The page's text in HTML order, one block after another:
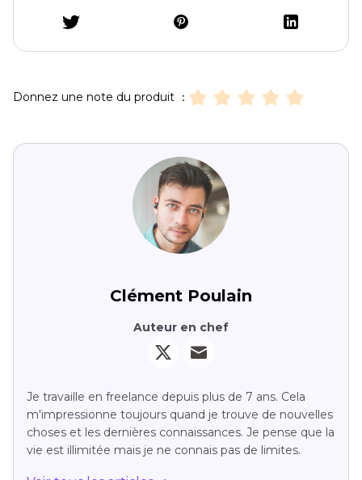
Donnez une note du produit ：
Clément Poulain
Auteur en chef
Je travaille en freelance depuis plus de 7 ans. Cela
m'impressionne toujours quand je trouve de nouvelles
choses et les dernières connaissances. Je pense que la
vie est illimitée mais je ne connais pas de limites.